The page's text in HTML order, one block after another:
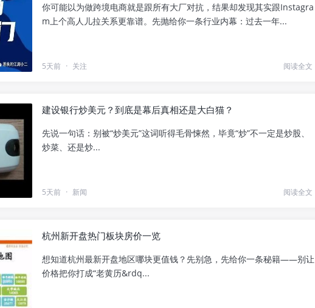
你可能以为做跨境电商就是跟所有大厂对抗，结果却发现其实跟Instagra
m上个高人儿拉关系更靠谱。先抛给你一条行业内幕：过去一年...
5天前 · 关注 阅读全文
建设银行炒美元？到底是幕后真相还是大白猫？
先说一句话：别被“炒美元”这词听得毛骨悚然，毕竟“炒”不一定是炒股、
炒菜、还是炒...
5天前 · 新闻 阅读全文
杭州新开盘热门板块房价一览
想知道杭州最新开盘地区哪块更值钱？先别急，先给你一条秘籍——别让
价格把你打成“老黄历&rdq...